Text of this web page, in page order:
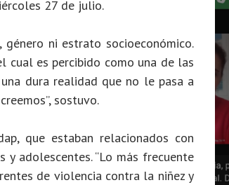
27 de julio.
ni estrato socioeconómico.
cual es percibido como una de las
dura realidad que no le pasa a
sostuvo.
que estaban relacionados con
y adolescentes. “Lo más frecuente
de violencia contra la niñez y
Save The Children
Colombia: hay que
informar a las
familias sobre los
riesgos de
frontera
#CecodapLive